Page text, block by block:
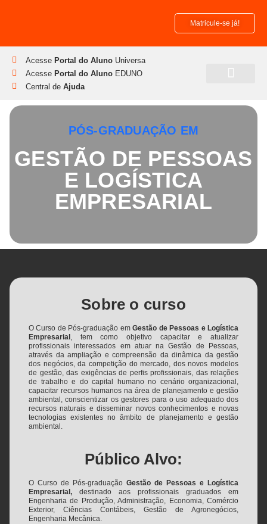
Matricule-se já!
Acesse Portal do AlunoUniversa
Acesse Portal do AlunoEDUNO
Central de Ajuda
PÓS-GRADUAÇÃO EM
GESTÃO DE PESSOAS
E LOGÍSTICA
EMPRESARIAL
Sobre o curso
O Curso de Pós-graduação emGestão de Pessoas e Logística
Empresarial , tem como objetivo capacitar e atualizar
profissionais interessados em atuar na Gestão de Pessoas,
através da ampliação e compreensão da dinâmica da gestão
dos negócios, da competição do mercado, dos novos modelos
de gestão, das exigências de perfis profissionais, das relações
de trabalho e do capital humano no cenário organizacional,
capacitar recursos humanos na área de planejamento e gestão
ambiental, conscientizar os gestores para o uso adequado dos
recursos naturais e disseminar novos conhecimentos e novas
tecnologias existentes no âmbito de planejamento e gestão
ambiental.
Público Alvo:
O Curso de Pós-graduação Gestão de Pessoas e Logística
Empresarial, destinado aos profissionais graduados em
Engenharia de Produção, Administração, Economia, Comércio
Exterior, Ciências Contábeis, Gestão de Agronegócios,
Engenharia Mecânica.